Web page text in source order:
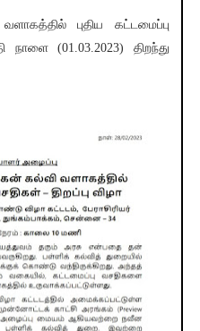
புதிய கட்டமைப்பு
(01.03.2023) திறந்து